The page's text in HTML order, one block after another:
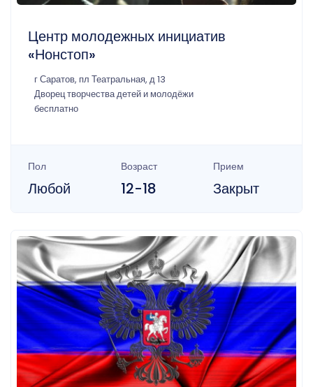
Центр молодежных инициатив
«Нонстоп»
г Саратов, пл Театральная, д 13
Дворец творчества детей и молодёжи
бесплатно
Пол
Любой
Возраст
12-18
Прием
Закрыт